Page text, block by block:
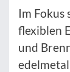
Im Fokus
flexiblen
und